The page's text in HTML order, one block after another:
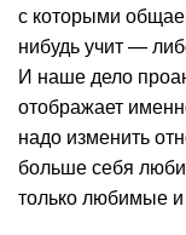
с которыми
нибудь учит —
И наше дело
отображает
надо изменить
больше себя
только любимые